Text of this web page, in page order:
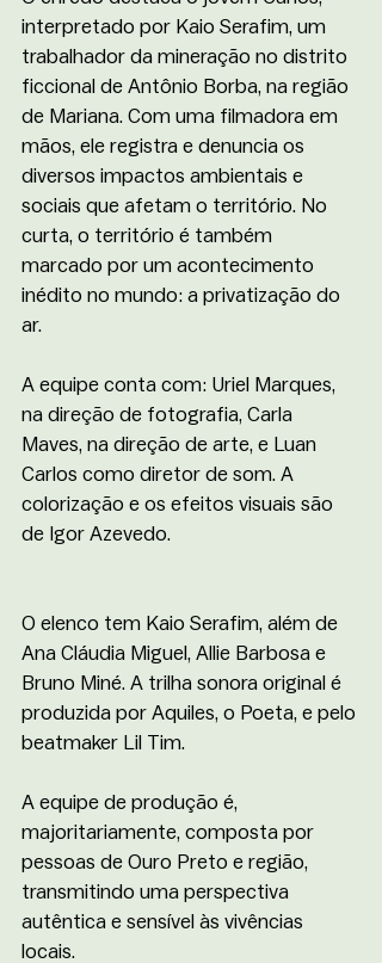
interpretado por Kaio Serafim, um
trabalhador da mineração no distrito
ficcional de Antônio Borba, na região
de Mariana. Com uma filmadora em
mãos, ele registra e denuncia os
diversos impactos ambientais e
sociais que afetam o território. No
curta, o território é também
marcado por um acontecimento
inédito no mundo: a privatização do
ar.
A equipe conta com: Uriel Marques,
na direção de fotografia, Carla
Maves, na direção de arte, e Luan
Carlos como diretor de som. A
colorização e os efeitos visuais são
de Igor Azevedo.
O elenco tem Kaio Serafim, além de
Ana Cláudia Miguel, Allie Barbosa e
Bruno Miné. A trilha sonora original é
produzida por Aquiles, o Poeta, e pelo
beatmaker Lil Tim.
A equipe de produção é,
majoritariamente, composta por
pessoas de Ouro Preto e região,
transmitindo uma perspectiva
autêntica e sensível às vivências
locais.